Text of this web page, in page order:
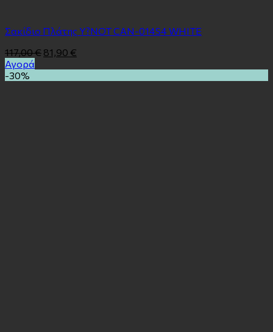
Σακίδιο Πλάτης Y?NOT CAN-014S4 WHITE
117,00€ 81,90 €
Αγορά
-30%